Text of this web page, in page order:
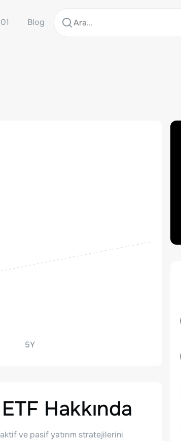
Blog
5Y
Hakkında
ve pasif yatırım stratejilerini